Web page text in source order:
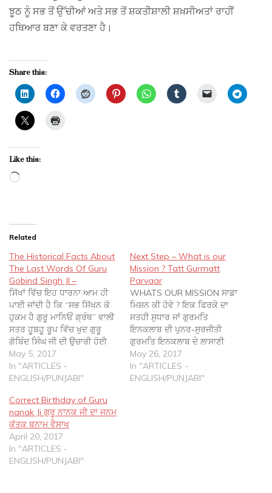
ਝੂਠ ਨੂੰ ਸਭ ਤੋਂ ਉੱਚੀਆਂ ਅਤੇ ਸਭ ਤੋਂ ਸ਼ਕਤੀਸ਼ਾਲੀ ਸ਼ਖ਼ਸੀਅਤਾਂ ਰਾਹੀਂ
ਹਥਿਆਰ ਬਣਾ ਕੇ ਵਰਤਣਾ ਹੈ।
Share this:
Like this:
Loading…
Related
The Historical Facts About
The Last Words Of Guru
Gobind Singh JI –
ਸਿੱਖਾਂ ਵਿੱਚ ਇਹ ਧਾਰਨਾ ਆਮ ਹੀ
ਪਾਈ ਜਾਂਦੀ ਹੈ ਕਿ “ਸਭ ਸਿੱਖਨ ਕੋ
ਹੁਕਮ ਹੈ ਗੁਰੂ ਮਾਨਿਓਂ ਗ੍ਰੰਥ” ਵਾਲੀ
ਸਤਰ ਹੂਬਹੂ ਰੂਪ ਵਿੱਚ ਖੁਦ ਗੁਰੂ
ਗੋਬਿੰਦ ਸਿੰਘ ਜੀ ਦੀ ਉਚਾਰੀ ਹੋਈ
ਹੈ। ਕਈ ਅਜੋਕੇ ਲੇਖਕ ਵੀ ਇਸ
ਸਤਰ ਨੂੰ ਗੁਰੂ ਜੀ ਵੱਲੋਂ ਉਚਾਰੀ ਹੋਈ
ਦਰਸਾਉਂਦੇ ਹੋਏ ਵੇਖੇ ਜਾ ਸਕਦੇ ਹਨ।
May 5, 2017
In "ARTICLES -
ENGLISH/PUNJABI"
Next Step – What is our
Mission ? Tatt Gurmatt
Parvaar
WHATS OUR MISSION ਸਾਡਾ
ਮਿਸ਼ਨ ਕੀ ਹੋਵੇ ? ਇਕ ਫਿਰਕੇ ਦਾ
ਸਤਹੀ ਸੁਧਾਰ ਜਾਂ ਗੁਰਮਤਿ
ਇਨਕਲਾਬ ਦੀ ਪੁਨਰ-ਸੁਰਜੀਤੀ
ਗੁਰਮਤਿ ਇਨਕਲਾਬ ਦੇ ਲਾਸਾਣੀ
ਸਫਰ ਤੋਂ ਸ਼ੁਰੂ ਹੋ ਕੇ ਇਕ ਸੌੜੇ ਫਿਰਕੇ
ਦਾ ਰੂਪ ਧਾਰਨ ਕਰ ਚੁੱਕੇ ‘ਸਿੱਖ
ਸਮਾਜ’ ਵਿਚ ਅਨੇਕਾਂ ਧੜੇ ਪੈਦਾ ਹੋ
May 26, 2017
In "ARTICLES -
ENGLISH/PUNJABI"
Correct Birthday of Guru
nanak Ji ਗੁਰੂ ਨਾਨਕ ਜੀ ਦਾ ਜਨਮ
ਕੱਤਕ ਬਨਾਮ ਵੈਸਾਖ
April 20, 2017
In "ARTICLES -
ENGLISH/PUNJABI"